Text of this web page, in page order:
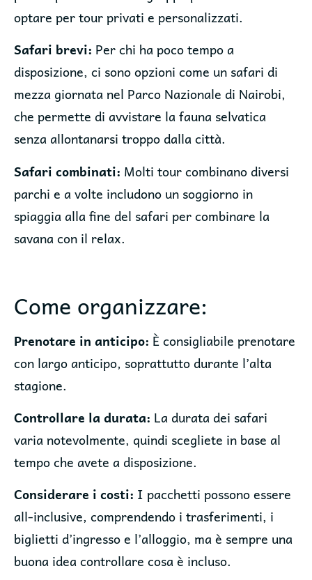
optare per tour privati e personalizzati.
Safari brevi: Per chi ha poco tempo a
disposizione, ci sono opzioni come un safari di
mezza giornata nel Parco Nazionale di Nairobi,
che permette di avvistare la fauna selvatica
senza allontanarsi troppo dalla città.
Safari combinati: Molti tour combinano diversi
parchi e a volte includono un soggiorno in
spiaggia alla fine del safari per combinare la
savana con il relax.
Come organizzare:
Prenotare in anticipo: È consigliabile prenotare
con largo anticipo, soprattutto durante l’alta
stagione.
Controllare la durata: La durata dei safari
varia notevolmente, quindi scegliete in base al
tempo che avete a disposizione.
Considerare i costi: I pacchetti possono essere
all-inclusive, comprendendo i trasferimenti, i
biglietti d’ingresso e l’alloggio, ma è sempre una
buona idea controllare cosa è incluso.